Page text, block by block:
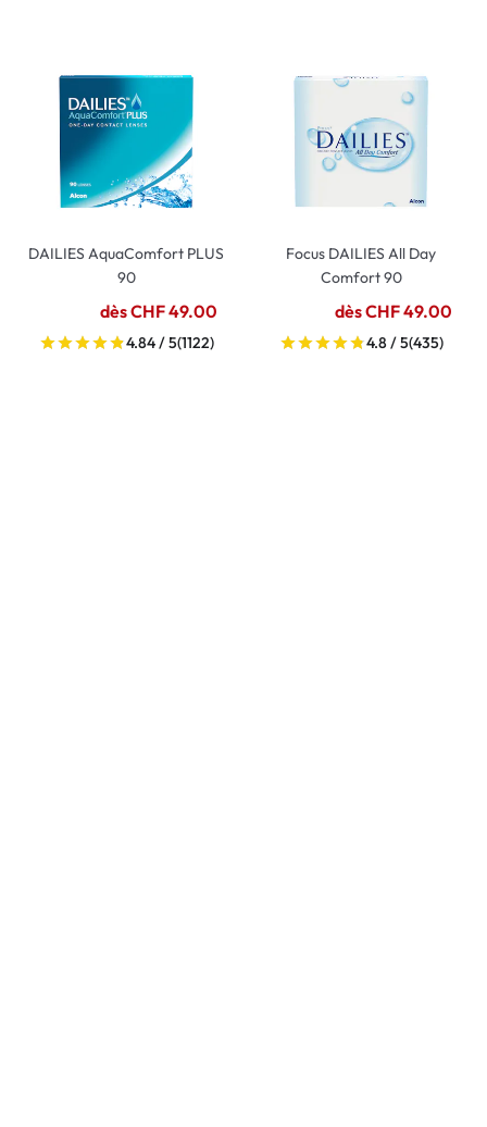
DAILIES AquaComfort PLUS
90
dès CHF 49.00
4.84 / 5(1122)
Focus DAILIES All Day
Comfort 90
dès CHF 49.00
4.8 / 5(435)